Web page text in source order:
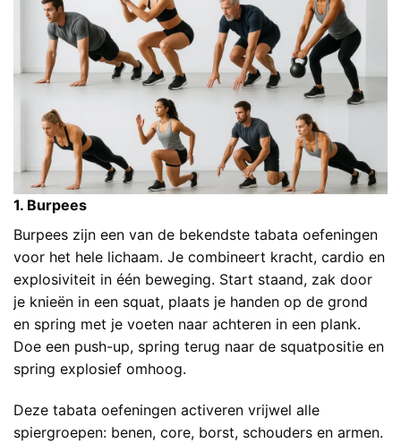
1. Burpees
Burpees zijn een van de bekendste tabata oefeningen
voor het hele lichaam. Je combineert kracht, cardio en
explosiviteit in één beweging. Start staand, zak door
je knieën in een squat, plaats je handen op de grond
en spring met je voeten naar achteren in een plank.
Doe een push-up, spring terug naar de squatpositie en
spring explosief omhoog.
Deze tabata oefeningen activeren vrijwel alle
spiergroepen: benen, core, borst, schouders en armen.